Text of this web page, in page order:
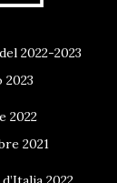
2022-2023
2023
2022
2021